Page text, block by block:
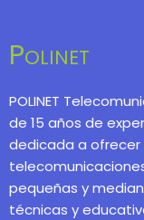
Polinet
POLINET
de 15 años de
dedicada a ofrecer
pequeñas y
técnicas y